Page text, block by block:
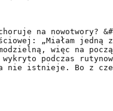
na nowotwory?
„Miałam jedną
więc na
wykryto podczas
nie istnieje. Bo z